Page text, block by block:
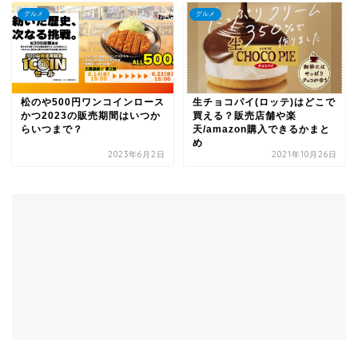
グルメ
松のや500円ワンコインロース
かつ2023の販売期間はいつか
らいつまで？
2023年6月2日
グルメ
生チョコパイ(ロッテ)はどこで
買える？販売店舗や楽
天/amazon購入できるかまと
め
2021年10月26日